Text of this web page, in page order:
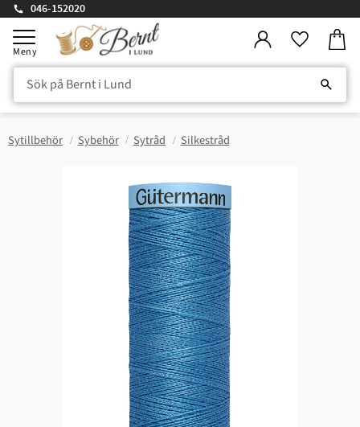
Meny
046-152020
Sytillbehör Sybehör Sytråd Silkestråd